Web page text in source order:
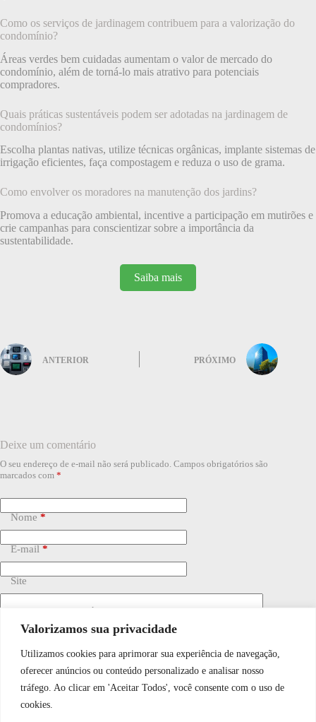
Valorizamos sua privacidade
Utilizamos cookies para aprimorar sua experiência de navegação,
oferecer anúncios ou conteúdo personalizado e analisar nosso
tráfego. Ao clicar em 'Aceitar Todos', você consente com o uso de
cookies.
Como os serviços de jardinagem contribuem para a valorização do
condomínio?
Áreas verdes bem cuidadas aumentam o valor de mercado do
condomínio, além de torná-lo mais atrativo para potenciais
compradores.
Quais práticas sustentáveis podem ser adotadas na jardinagem de
condomínios?
Escolha plantas nativas, utilize técnicas orgânicas, implante sistemas de
irrigação eficientes, faça compostagem e reduza o uso de grama.
Como envolver os moradores na manutenção dos jardins?
Promova a educação ambiental, incentive a participação em mutirões e
crie campanhas para conscientizar sobre a importância da
sustentabilidade.
Saiba mais
ANTERIOR PRÓXIMO
Deixe um comentário
O seu endereço de e-mail não será publicado. Campos obrigatórios são
marcados com *
Nome *
E-mail *
Site
Adicionar comentário
WhatsApp JF Tech